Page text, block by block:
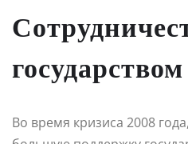
государством
Во время кризиса 2008